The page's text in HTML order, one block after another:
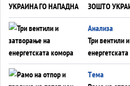
ЗОШТО
WILDBERRIES
Aнализа
Три вентили
во Суец
инфаркт?
Tема